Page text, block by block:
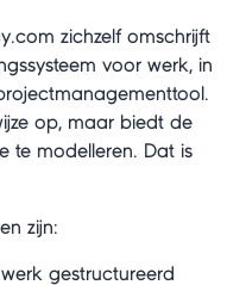
zichzelf omschrijft
voor werk, in
op, maar biedt de
te modelleren. Dat is
zijn:
gestructureerd